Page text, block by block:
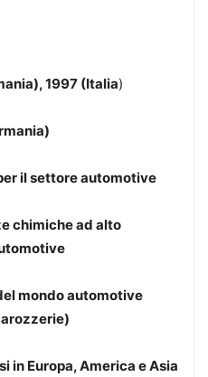
1997 (Italia)
il settore automotive
chimiche ad alto
mondo automotive
in Europa, America e Asia